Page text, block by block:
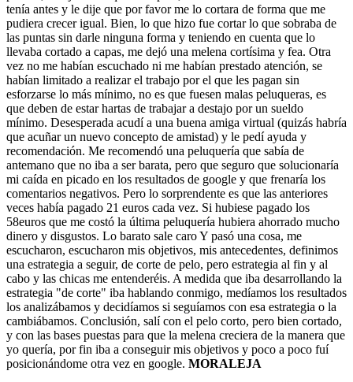
tenía antes y le dije que por favor me lo cortara de forma que me
pudiera crecer igual. Bien, lo que hizo fue cortar lo que sobraba de
las puntas sin darle ninguna forma y teniendo en cuenta que lo
llevaba cortado a capas, me dejó una melena cortísima y fea. Otra
vez no me habían escuchado ni me habían prestado atención, se
habían limitado a realizar el trabajo por el que les pagan sin
esforzarse lo más mínimo, no es que fuesen malas peluqueras, es
que deben de estar hartas de trabajar a destajo por un sueldo
mínimo. Desesperada acudí a una buena amiga virtual (quizás habría
que acuñar un nuevo concepto de amistad) y le pedí ayuda y
recomendación. Me recomendó una peluquería que sabía de
antemano que no iba a ser barata, pero que seguro que solucionaría
mi caída en picado en los resultados de google y que frenaría los
comentarios negativos. Pero lo sorprendente es que las anteriores
veces había pagado 21 euros cada vez. Si hubiese pagado los
58euros que me costó la última peluquería hubiera ahorrado mucho
dinero y disgustos. Lo barato sale caro Y pasó una cosa, me
escucharon, escucharon mis objetivos, mis antecedentes, definimos
una estrategia a seguir, de corte de pelo, pero estrategia al fin y al
cabo y las chicas me entenderéis. A medida que iba desarrollando la
estrategia "de corte" iba hablando conmigo, medíamos los resultados
los analizábamos y decidíamos si seguíamos con esa estrategia o la
cambiábamos. Conclusión, salí con el pelo corto, pero bien cortado,
y con las bases puestas para que la melena creciera de la manera que
yo quería, por fin iba a conseguir mis objetivos y poco a poco fuí
posicionándome otra vez en google. MORALEJA